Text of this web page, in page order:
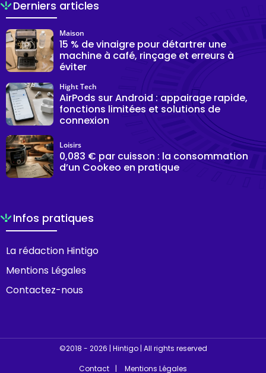
Derniers articles
15 % de vinaigre pour détartrer une
machine à café, rinçage et erreurs à
éviter
Maison
AirPods sur Android : appairage rapide,
fonctions limitées et solutions de
connexion
Hight Tech
0,083 € par cuisson : la consommation
d’un Cookeo en pratique
Loisirs
Infos pratiques
La rédaction Hintigo
Mentions Légales
Contactez-nous
©2018 - 2026 | Hintigo | All rights reserved
Contact
Mentions Légales